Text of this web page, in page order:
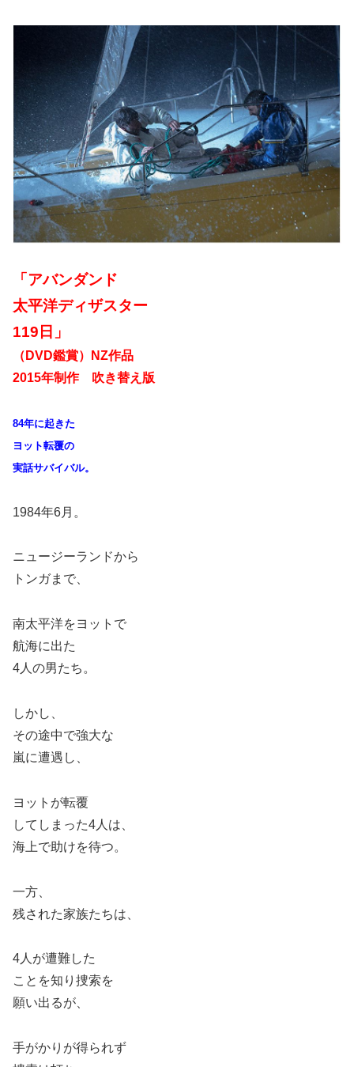
「アバンダンド
太平洋ディザスター
119日」
（DVD鑑賞）NZ作品
2015年制作 吹き替え版
84年に起きた
ヨット転覆の
実話サバイバル。
1984年6月。
ニュージーランドから
トンガまで、
南太平洋をヨットで
航海に出た
4人の男たち。
しかし、
その途中で強大な
嵐に遭遇し、
ヨットが転覆
してしまった4人は、
海上で助けを待つ。
一方、
残された家族たちは、
4人が遭難した
ことを知り捜索を
願い出るが、
手がかりが得られず